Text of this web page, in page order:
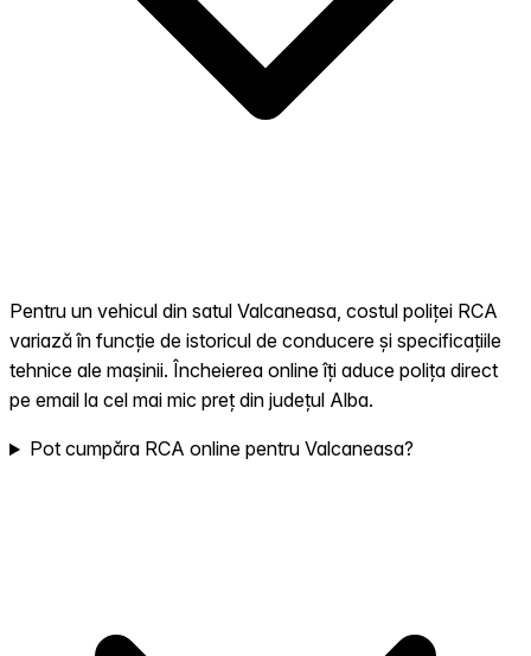
Pentru un vehicul din satul Valcaneasa, costul poliței RCA
variază în funcție de istoricul de conducere și specificațiile
tehnice ale mașinii. Încheierea online îți aduce polița direct
pe email la cel mai mic preț din județul Alba.
Pot cumpăra RCA online pentru Valcaneasa?